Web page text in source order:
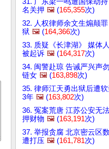
名关押 🖼️ (165,355次)
32. 人权律师余文生煽颠罪
狱 🖼️ (164,366次)
33. 质疑《长津湖》 媒体
被起诉 🖼️ (164,317次)
34. 闽警赴琼 告诫严兴声
链女 🖼️ (163,898次)
35. 律师江天勇出狱后遭
3年 🖼️ (163,802次)
36. 冤案荒唐 江苏公安无
押财物 🖼️ (163,191次)
37. 举报贪腐 北京密云区
遭打压 🖼️ (161,781次)